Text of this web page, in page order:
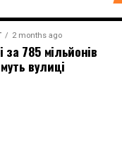
2 months ago
за 785 мільйонів
вулиці